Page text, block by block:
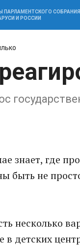
ПАРЛАМЕНТСКОГО СОБРАНИЯ
И РОССИИ
знает, где
быть не
несколько
детских